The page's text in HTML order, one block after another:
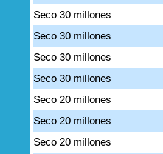
Seco 30 millones
Seco 30 millones
Seco 30 millones
Seco 30 millones
Seco 20 millones
Seco 20 millones
Seco 20 millones